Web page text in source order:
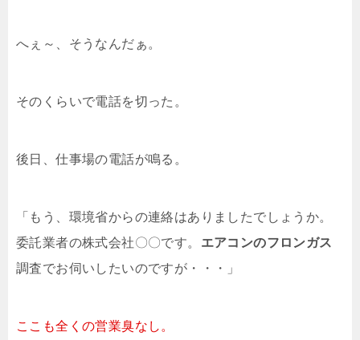
へぇ～、そうなんだぁ。
そのくらいで電話を切った。
後日、仕事場の電話が鳴る。
「もう、環境省からの連絡はありましたでしょうか。
委託業者の株式会社〇〇です。 エアコンのフロンガス
調査でお伺いしたいのですが・・・」
ここも全くの営業臭なし。